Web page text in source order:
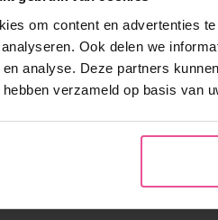
om content en advertenties
Ook delen we
analyse. Deze partners
verzameld op basis van
kledingstuk?
tweede fase na een
heupen, dijen en knieën
lipo